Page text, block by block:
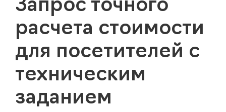
Запрос точного
расчета стоимости
для посетителей с
техническим
заданием